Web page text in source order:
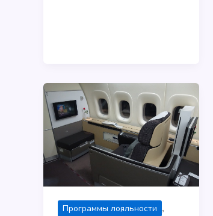
Программы лояльности ,